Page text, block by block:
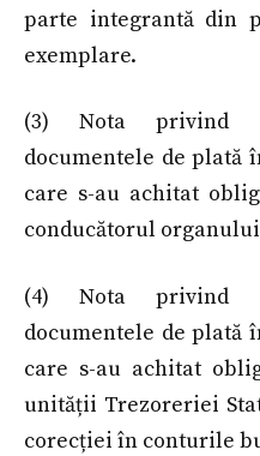
parte integrantă din
exemplare.
(3) Nota privind
documentele de plată
care s-au achitat
conducătorul
(4) Nota privind
documentele de plată
care s-au achitat
unității Trezoreriei
corecției în conturile